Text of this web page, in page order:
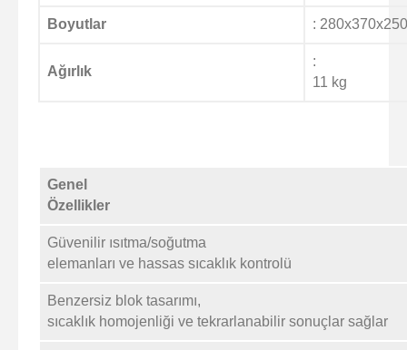
Boyutlar :
Ağırlık
:
11 kg
Genel
Özellikler
Güvenilir ısıtma/soğutma
elemanları ve hassas sıcaklık kontrolü
Benzersiz blok tasarımı,
sıcaklık homojenliği ve tekrarlanabilir sonuçlar sağlar